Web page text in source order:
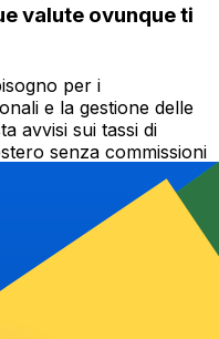
valute ovunque ti
per i
e la gestione delle
avvisi sui tassi di
senza commissioni